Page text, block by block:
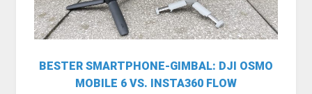
BESTER SMARTPHONE-GIMBAL: DJI OSMO
MOBILE 6 VS. INSTA360 FLOW